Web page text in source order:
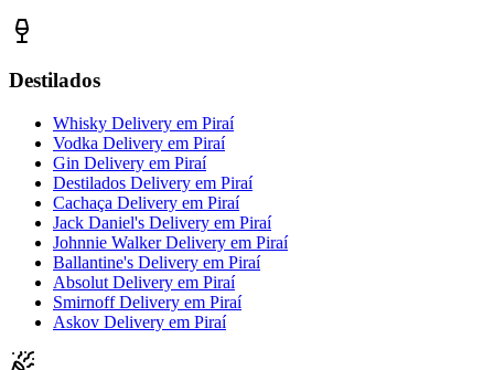
Destilados
Whisky Delivery em Piraí
Vodka Delivery em Piraí
Gin Delivery em Piraí
Destilados Delivery em Piraí
Cachaça Delivery em Piraí
Jack Daniel's Delivery em Piraí
Johnnie Walker Delivery em Piraí
Ballantine's Delivery em Piraí
Absolut Delivery em Piraí
Smirnoff Delivery em Piraí
Askov Delivery em Piraí